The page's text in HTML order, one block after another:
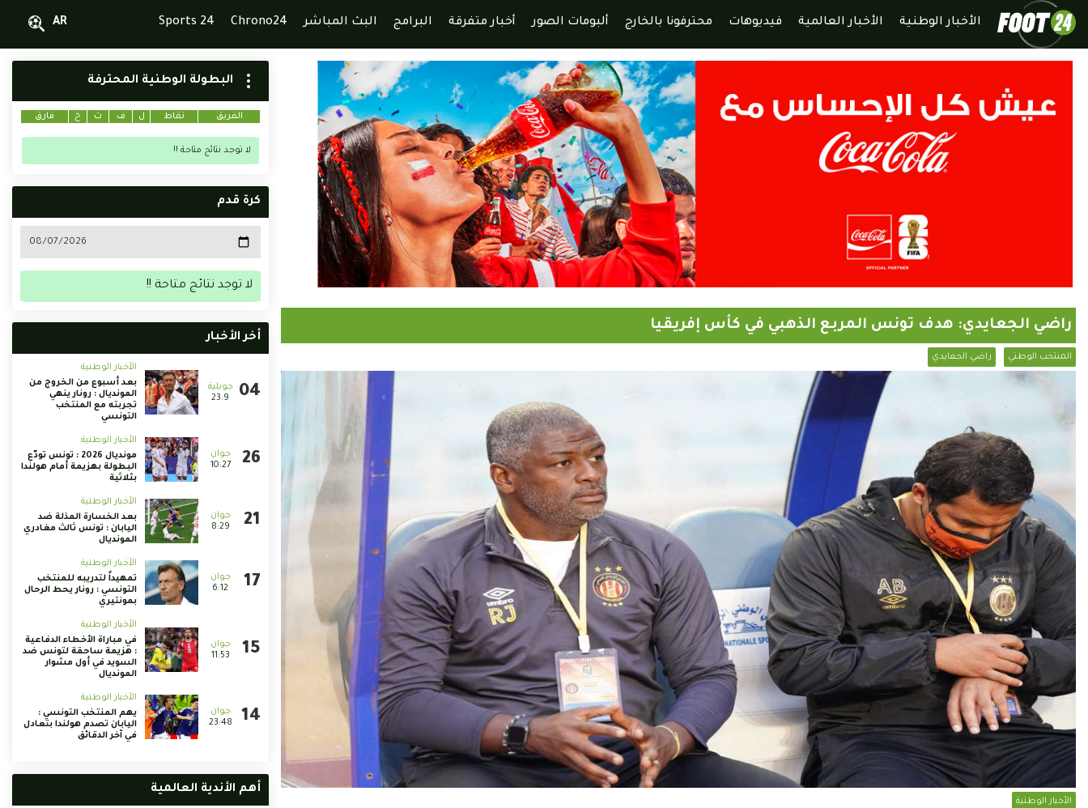
الأخبار الوطنية الأخبار العالمية فيديوهات محترفونا بالخارج ألبومات الصور أخبار متفرقة البرامج البث المباشر Chrono24
Sports 24
AR
راضي الجعايدي: هدف تونس المربع الذهبي في كأس إفريقيا
المنتخب الوطني راضي الجعايدي
الأخبار الوطنية
البطولة الوطنية المحترفة
الفريق نقاط ل ف ت خ فارق
لا توجد نتائج متاحة !!
كرة قدم
لا توجد نتائج متاحة !!
أخر الأخبار
23:9
الأخبار الوطنية
بعد أسبوع من الخروج من
المونديال : رونار ينهي
تجربته مع المنتخب
التونسي
10:27
الأخبار الوطنية
مونديال 2026 : تونس تودّع
البطولة بهزيمة أمام هولندا
بثلاثية
8:29
الأخبار الوطنية
بعد الخسارة المذلة ضد
اليابان : تونس ثالث مغادري
المونديال
6:12
الأخبار الوطنية
تمهيداً لتدريبه للمنتخب
التونسي : رونار يحط الرحال
بمونتيري
11:53
الأخبار الوطنية
في مباراة الأخطاء الدفاعية
: هزيمة ساحقة لتونس ضد
السويد في أول مشوار
المونديال
23:48
الأخبار الوطنية
يهم المنتخب التونسي :
اليابان تصدم هولندا بتعادل
في آخر الدقائق
أهم الأندية العالمية